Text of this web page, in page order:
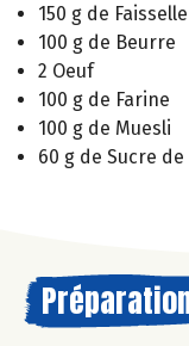
150 g de Faisselle
100 g de Beurre
2 Oeuf
100 g de Farine
100 g de Muesli
60 g de Sucre